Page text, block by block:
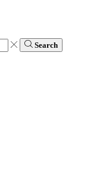
Search